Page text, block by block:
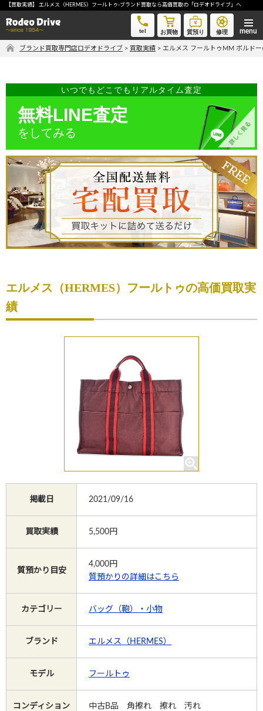
【買取実績】 エルメス（HERMES）フールトゥ-ブランド買取なら高価買取の「ロデオドライブ」へ
tel お買物 質預り 修理
エルメス フールトゥMM ボルドー-ブランド買取なら高価買取の「ロデオドライブ」へ
無料LINE査定
ご自宅にいながら品物を売りたい方へ
宅配買取申込
手間なく安全に売りたい方へ
出張買取申込
買取サービスのご案内
買取ブランド
よくあるご質問
お買物
質預かり
Instagram
電話で相談する
ブランド買取専門店ロデオドライブ > 買取実績 > エルメス フールトゥMM ボルド
いつでもどこでもリアルタイム査定
無料LINE査定
をしてみる
エルメス（HERMES）フールトゥの高価買取実
績
掲載日 2021/09/16
買取実績 5,500円
質預かり目安
4,000円
質預かりの詳細はこちら
カテゴリー バッグ（鞄）・小物
ブランド エルメス（HERMES）
モデル フールトゥ
コンディション 中古B品 角擦れ 擦れ 汚れ